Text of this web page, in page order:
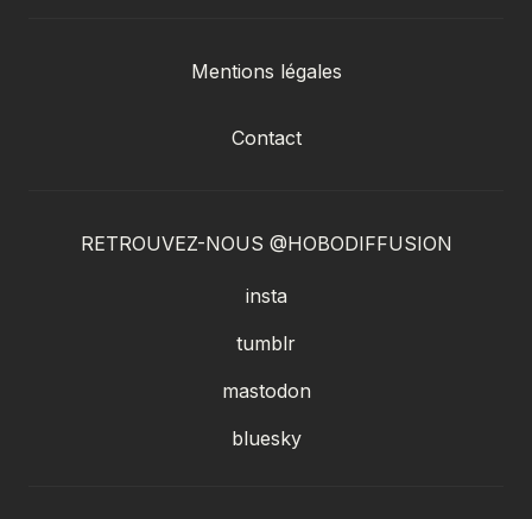
Mentions légales
Contact
RETROUVEZ-NOUS @HOBODIFFUSION
insta
tumblr
mastodon
bluesky